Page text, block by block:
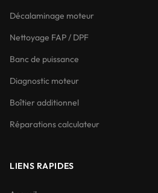
Décalaminage moteur
Nettoyage FAP / DPF
Banc de puissance
Diagnostic moteur
Boîtier additionnel
Réparations calculateur
LIENS RAPIDES